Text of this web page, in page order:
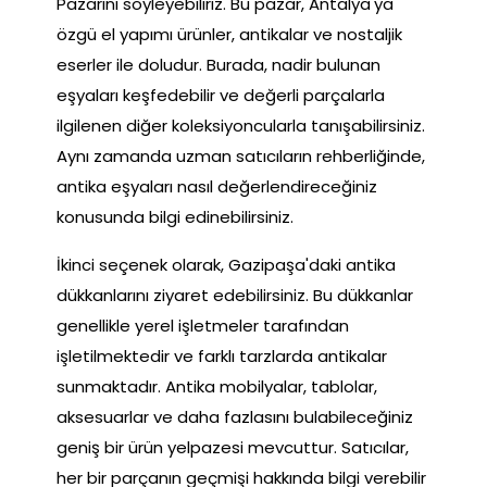
özgü el yapımı ürünler, antikalar ve nostaljik
eserler ile doludur. Burada, nadir bulunan
eşyaları keşfedebilir ve değerli parçalarla
ilgilenen diğer koleksiyoncularla tanışabilirsiniz.
Aynı zamanda uzman satıcıların rehberliğinde,
antika eşyaları nasıl değerlendireceğiniz
konusunda bilgi edinebilirsiniz.
İkinci seçenek olarak, Gazipaşa'daki antika
dükkanlarını ziyaret edebilirsiniz. Bu dükkanlar
genellikle yerel işletmeler tarafından
işletilmektedir ve farklı tarzlarda antikalar
sunmaktadır. Antika mobilyalar, tablolar,
aksesuarlar ve daha fazlasını bulabileceğiniz
geniş bir ürün yelpazesi mevcuttur. Satıcılar,
her bir parçanın geçmişi hakkında bilgi verebilir